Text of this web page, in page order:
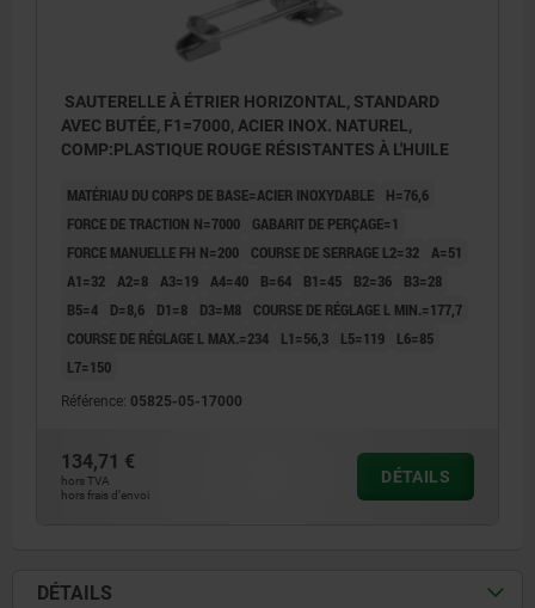
SAUTERELLE À ÉTRIER HORIZONTAL, STANDARD
AVEC BUTÉE, F1=7000, ACIER INOX. NATUREL,
COMP:PLASTIQUE ROUGE RÉSISTANTES À L'HUILE
MATÉRIAU DU CORPS DE BASE=ACIER INOXYDABLE
H=76,6
FORCE DE TRACTION N=7000
GABARIT DE PERÇAGE=1
FORCE MANUELLE FH N=200
COURSE DE SERRAGE L2=32 A=51
A1=32 A2=8 A3=19 A4=40 B=64 B1=45 B2=36
B3=28
B5=4
D=8,6 D1=8 D3=M8
COURSE DE RÉGLAGE L MIN.=177,7
COURSE DE RÉGLAGE L MAX.=234
L1=56,3 L5=119
L6=85
L7=150
Référence: 05825-05-17000
134,71 €
hors TVA
hors frais d’envoi
DÉTAILS
DÉTAILS